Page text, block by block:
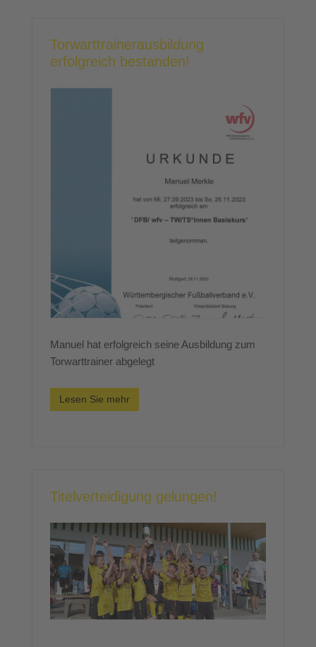
Torwarttrainerausbildung
erfolgreich bestanden!
Manuel hat erfolgreich seine Ausbildung zum
Torwarttrainer abgelegt
Lesen Sie mehr
Titelverteidigung gelungen!